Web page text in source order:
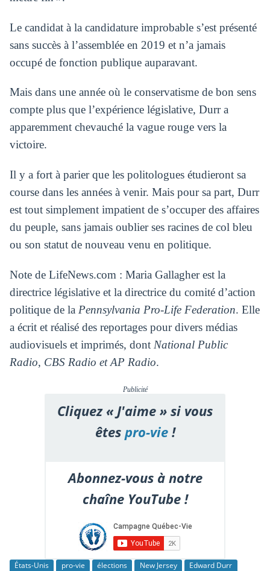
Le candidat à la candidature improbable s’est présenté
sans succès à l’assemblée en 2019 et n’a jamais
occupé de fonction publique auparavant.
Mais dans une année où le conservatisme de bon sens
compte plus que l’expérience législative, Durr a
apparemment chevauché la vague rouge vers la
victoire.
Il y a fort à parier que les politologues étudieront sa
course dans les années à venir. Mais pour sa part, Durr
est tout simplement impatient de s’occuper des affaires
du peuple, sans jamais oublier ses racines de col bleu
ou son statut de nouveau venu en politique.
Note de LifeNews.com : Maria Gallagher est la
directrice législative et la directrice du comité d’action
politique de la Pennsylvania Pro-Life Federation. Elle
a écrit et réalisé des reportages pour divers médias
audiovisuels et imprimés, dont National Public
Radio, CBS Radio et AP Radio.
Publicité
Cliquez « J'aime » si vous
êtespro-vie!
Abonnez-vous à notre
chaîne YouTube !
États-Unis pro-vie élections New Jersey Edward Durr